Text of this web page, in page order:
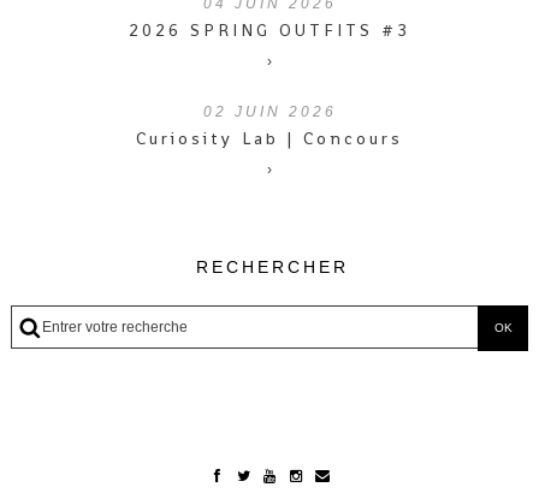
04 JUIN 2026
2026 SPRING OUTFITS #3
›
02 JUIN 2026
Curiosity Lab | Concours
›
RECHERCHER